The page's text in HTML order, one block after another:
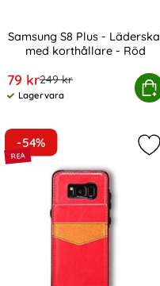
Samsung S8 Plus -
med korthållare - Röd
rea pris
79 krtidigare pris
249 kr
Tillgänglighet:
Lagervara
Köp
S8 Plus -
-54%